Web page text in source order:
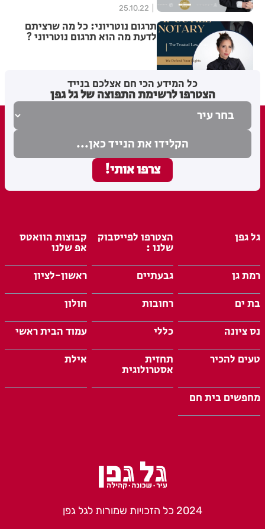
25.10.22
תרגום נוטריוני: כל מה שרציתם
לדעת מה הוא תרגום נוטריוני ?
כל המידע הכי חם אצלכם בנייד
הצטרפו לרשימת התפוצה של גל גפן
גל גפן הצטרפו לפייסבוק
שלנו :
קבוצות הוואטס
אפ שלנו
רמת גן
גבעתיים
ראשון-לציון
בת ים
רחובות
חולון
נס ציונה
כללי
עמוד הבית ראשי
טעים להכיר
תחזית
אסטרולוגית
אילת
מחפשים בית חם
2024 כל הזכויות שמורות לגל גפן